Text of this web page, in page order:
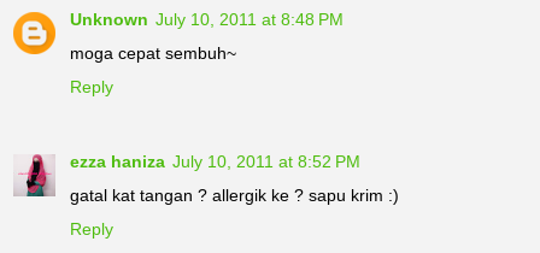
Unknown July 10, 2011 at 8:48 PM
moga cepat sembuh~
Reply
ezza haniza July 10, 2011 at 8:52 PM
gatal kat tangan ? allergik ke ? sapu krim :)
Reply